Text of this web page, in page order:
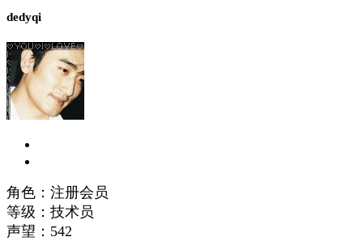
dedyqi
角色：注册会员
等级：技术员
声望： 542